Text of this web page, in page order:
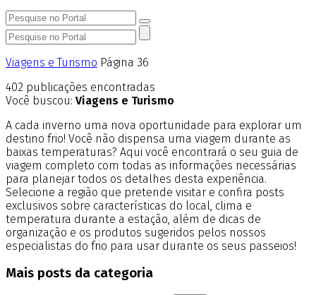
Viagens e Turismo Página 36
402 publicações encontradas
Você buscou: Viagens e Turismo
A cada inverno uma nova oportunidade para explorar um
destino frio! Você não dispensa uma viagem durante as
baixas temperaturas? Aqui você encontrará o seu guia de
viagem completo com todas as informações necessárias
para planejar todos os detalhes desta experiência.
Selecione a região que pretende visitar e confira posts
exclusivos sobre características do local, clima e
temperatura durante a estação, além de dicas de
organização e os produtos sugeridos pelos nossos
especialistas do frio para usar durante os seus passeios!
Mais posts da categoria